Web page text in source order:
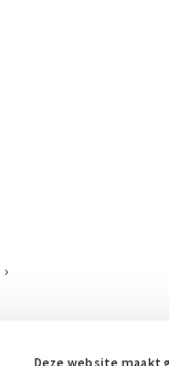
Deze website maakt